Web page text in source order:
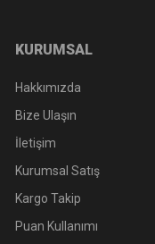
KURUMSAL
Hakkımızda
Bize Ulaşın
İletişim
Kurumsal Satış
Kargo Takip
Puan Kullanımı